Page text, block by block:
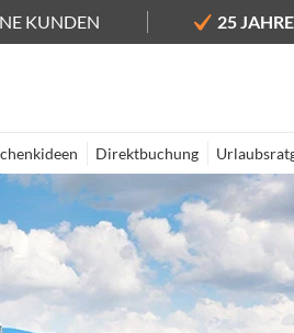
KUNDEN 25 JAHRE
Direktbuchung